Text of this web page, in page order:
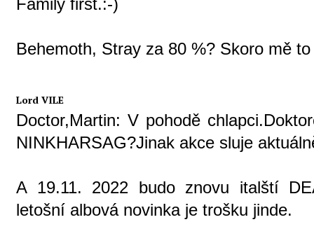
Family first.:-)
Behemoth, Stray za 80 %? Skoro mě
Lord VILE
Doctor,Martin: V pohodě
NINKHARSAG?Jinak akce sluje
A 19.11. 2022 budo znovu italští
letošní albová novinka je trošku jinde.